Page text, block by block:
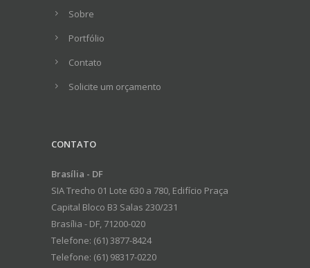
Sobre
Portfólio
Contato
Solicite um orçamento
CONTATO
Brasília - DF
SIA Trecho 01 Lote 630 a 780, Edifício Praça
Capital Bloco B3 Salas 230/231
Brasília - DF, 71200-020
Telefone: (61) 3877-8424
Telefone: (61) 98317-0220